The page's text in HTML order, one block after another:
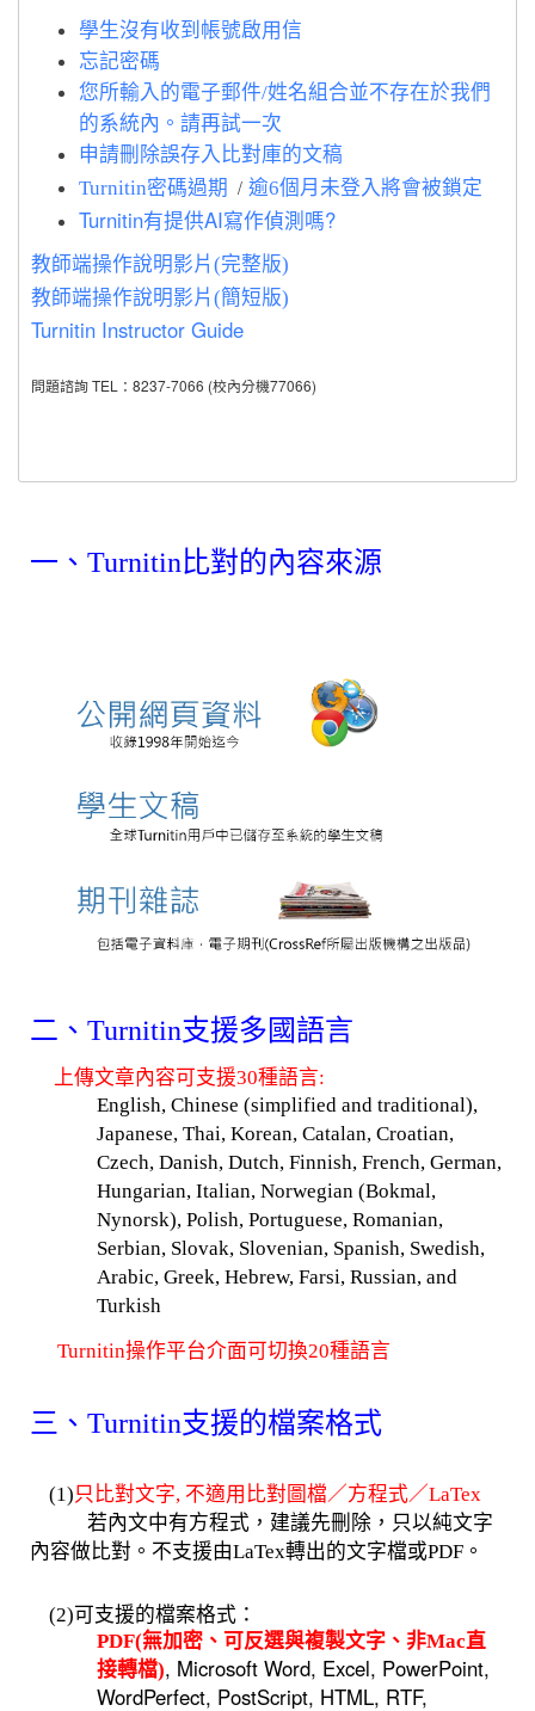
學生沒有收到帳號啟用信
忘記密碼
您所輸入的電子郵件/姓名組合並不存在於我們
的系統內。請再試一次
申請刪除誤存入比對庫的文稿
Turnitin密碼過期 / 逾6個月未登入將會被鎖定
Turnitin有提供AI寫作偵測嗎?
教師端操作說明影片(完整版)
教師端操作說明影片(簡短版)
Turnitin Instructor Guide
問題諮詢 TEL：8237-7066 (校內分機77066)
一、Turnitin比對的內容來源
二、Turnitin支援多國語言
上傳文章內容可支援30種語言:
English, Chinese (simplified and traditional),
Japanese, Thai, Korean, Catalan, Croatian,
Czech, Danish, Dutch, Finnish, French, German,
Hungarian, Italian, Norwegian (Bokmal,
Nynorsk), Polish, Portuguese, Romanian,
Serbian, Slovak, Slovenian, Spanish, Swedish,
Arabic, Greek, Hebrew, Farsi, Russian, and
Turkish
Turnitin操作平台介面可切換20種語言
三、Turnitin支援的檔案格式
(1)只比對文字, 不適用比對圖檔／方程式／LaTex
若內文中有方程式，建議先刪除，只以純文字
內容做比對。不支援由LaTex轉出的文字檔或PDF。
(2)可支援的檔案格式：
PDF(無加密、可反選與複製文字、非Mac直
接轉檔), Microsoft Word, Excel, PowerPoint,
WordPerfect, PostScript, HTML, RTF,